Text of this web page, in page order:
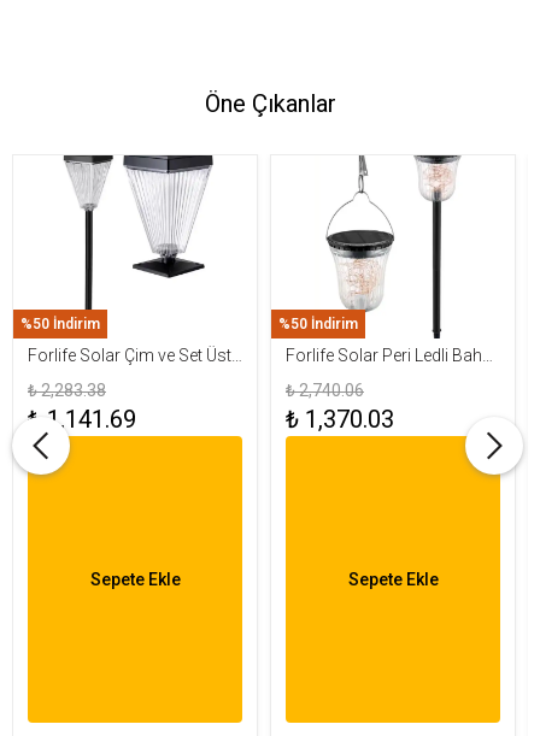
Öne Çıkanlar
%50 İndirim
Forlife Solar Çim ve Set Üstü
Armatür 15W FL-3283
₺ 2,283.38
₺ 1,141.69
Sepete Ekle
%50 İndirim
Forlife Solar Peri Ledli Bahçe
Aydınlatma Armatürü FL-
3284
₺ 2,740.06
₺ 1,370.03
Sepete Ekle